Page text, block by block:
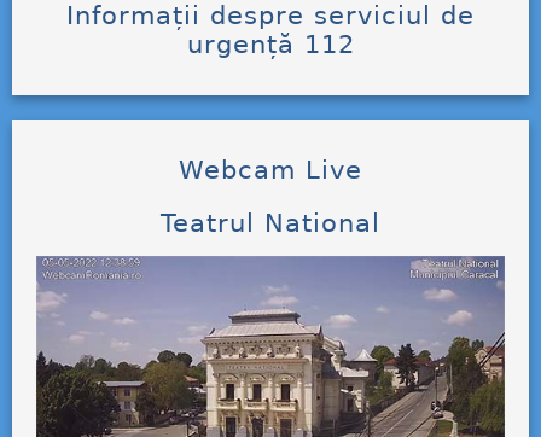
Informații despre serviciul de
urgență 112
Webcam Live
Teatrul National